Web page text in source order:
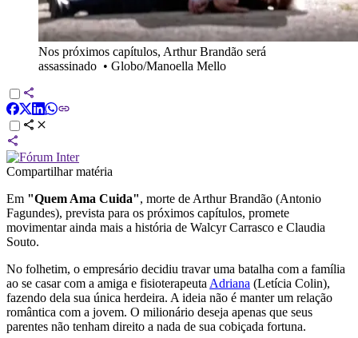
Nos próximos capítulos, Arthur Brandão será
assassinado • Globo/Manoella Mello
Compartilhar matéria
Em "Quem Ama Cuida", morte de Arthur Brandão (Antonio
Fagundes), prevista para os próximos capítulos, promete
movimentar ainda mais a história de Walcyr Carrasco e Claudia
Souto.
No folhetim, o empresário decidiu travar uma batalha com a família
ao se casar com a amiga e fisioterapeuta Adriana (Letícia Colin),
fazendo dela sua única herdeira. A ideia não é manter um relação
romântica com a jovem. O milionário deseja apenas que seus
parentes não tenham direito a nada de sua cobiçada fortuna.